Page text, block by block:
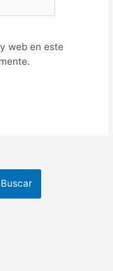
web en este
Buscar